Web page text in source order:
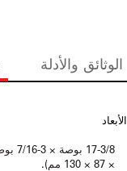
الوثائق والأدلة
الأبعاد
× 87 × 130 مم).